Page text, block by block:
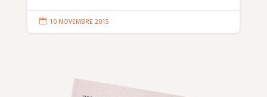
 10 NOVEMBRE 2015